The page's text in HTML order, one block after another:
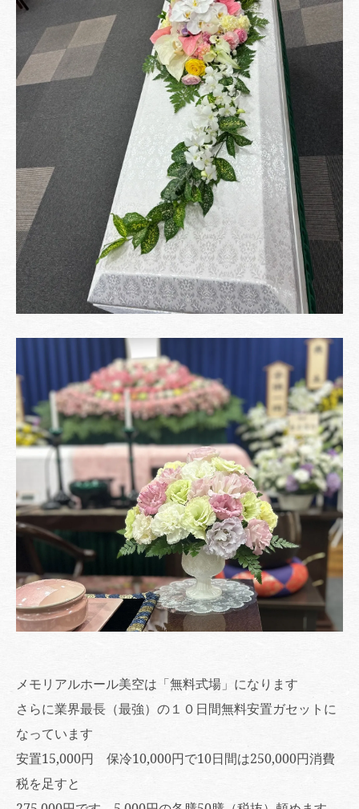
メモリアルホール美空は「無料式場」になります
さらに業界最長（最強）の１０日間無料安置ガセットに
なっています
安置15,000円 保冷10,000円で10日間は250,000円消費
税を足すと